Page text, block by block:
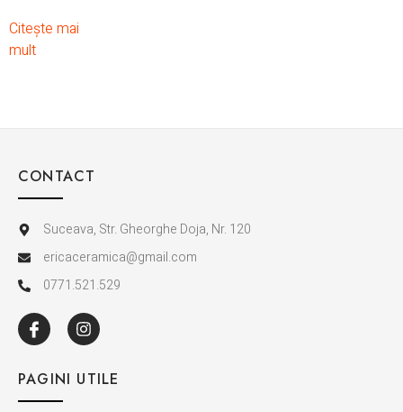
Citește mai
mult
CONTACT
Suceava, Str. Gheorghe Doja, Nr. 120
ericaceramica@gmail.com
0771.521.529
PAGINI UTILE